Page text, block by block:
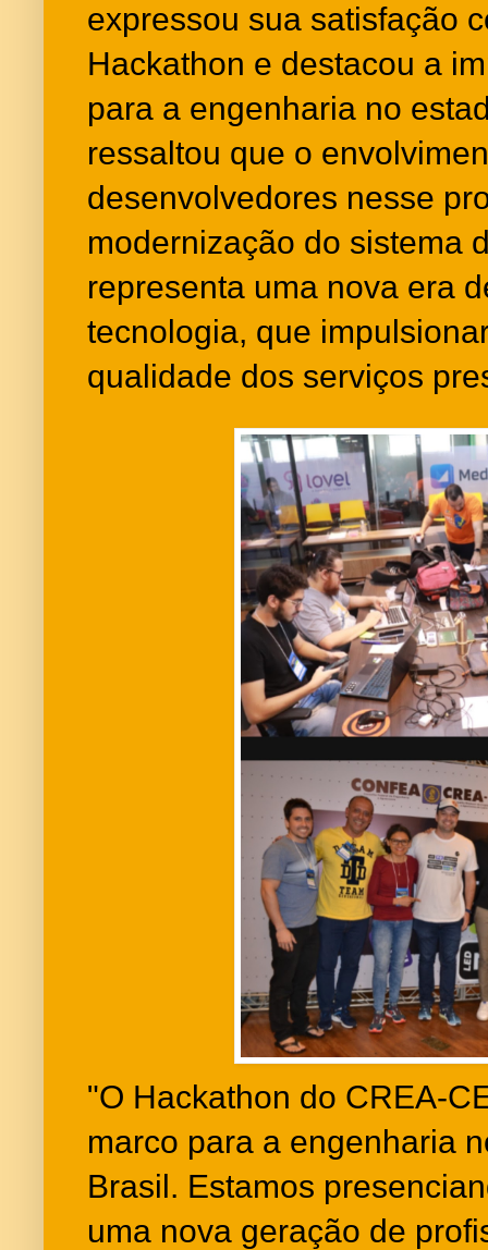
expressou sua satisfação
Hackathon e destacou a
para a engenharia no
ressaltou que o
desenvolvedores nesse
modernização do sistema
representa uma nova era
tecnologia, que
qualidade dos serviços
"O Hackathon do CREA-
marco para a engenharia
Brasil. Estamos
uma nova geração de